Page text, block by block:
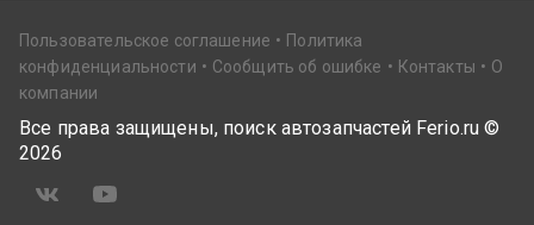
Пользовательское соглашение
Политика
конфиденциальности
Сообщить об ошибке Контакты
О
компании
Все права защищены, поиск автозапчастей Ferio.ru ©
2026